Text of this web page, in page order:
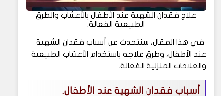
علاج فقدان الشهية عند الأطفال بالأعشاب والطرق
الطبيعية الفعالة.
في هذا المقال، سنتحدث عن أسباب فقدان الشهية
عند الأطفال، وطرق علاجه باستخدام الأعشاب الطبيعية
والعلاجات المنزلية الفعالة.
أسباب فقدان الشهية عند الأطفال.